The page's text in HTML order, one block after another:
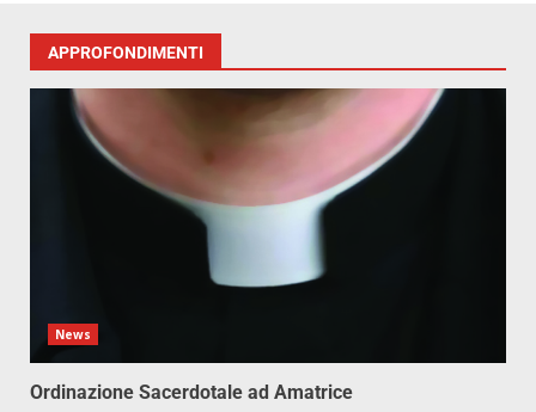
APPROFONDIMENTI
News
Ordinazione Sacerdotale ad Amatrice